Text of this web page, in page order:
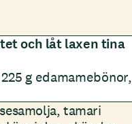
och låt laxen tina
g edamamebönor,
tamari